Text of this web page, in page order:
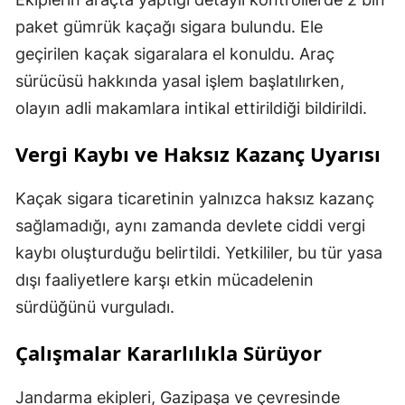
paket gümrük kaçağı sigara bulundu. Ele
geçirilen kaçak sigaralara el konuldu. Araç
sürücüsü hakkında yasal işlem başlatılırken,
olayın adli makamlara intikal ettirildiği bildirildi.
Vergi Kaybı ve Haksız Kazanç Uyarısı
Kaçak sigara ticaretinin yalnızca haksız kazanç
sağlamadığı, aynı zamanda devlete ciddi vergi
kaybı oluşturduğu belirtildi. Yetkililer, bu tür yasa
dışı faaliyetlere karşı etkin mücadelenin
sürdüğünü vurguladı.
Çalışmalar Kararlılıkla Sürüyor
Jandarma ekipleri, Gazipaşa ve çevresinde